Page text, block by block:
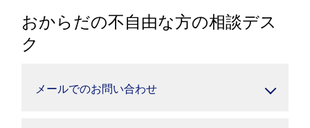
おからだの不自由な方の相談デス
ク
メールでのお問い合わせ